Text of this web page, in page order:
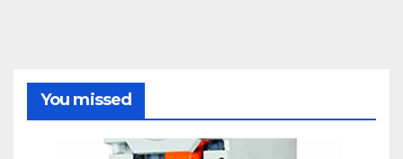
You missed